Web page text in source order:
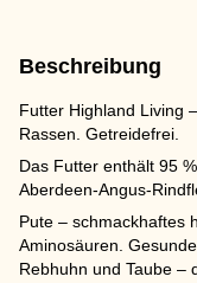
Beschreibung
Futter Highland Living
Rassen. Getreidefrei.
Das Futter enthält 95
Aberdeen-Angus-
Pute – schmackhaftes
Aminosäuren.
Rebhuhn und Taube –